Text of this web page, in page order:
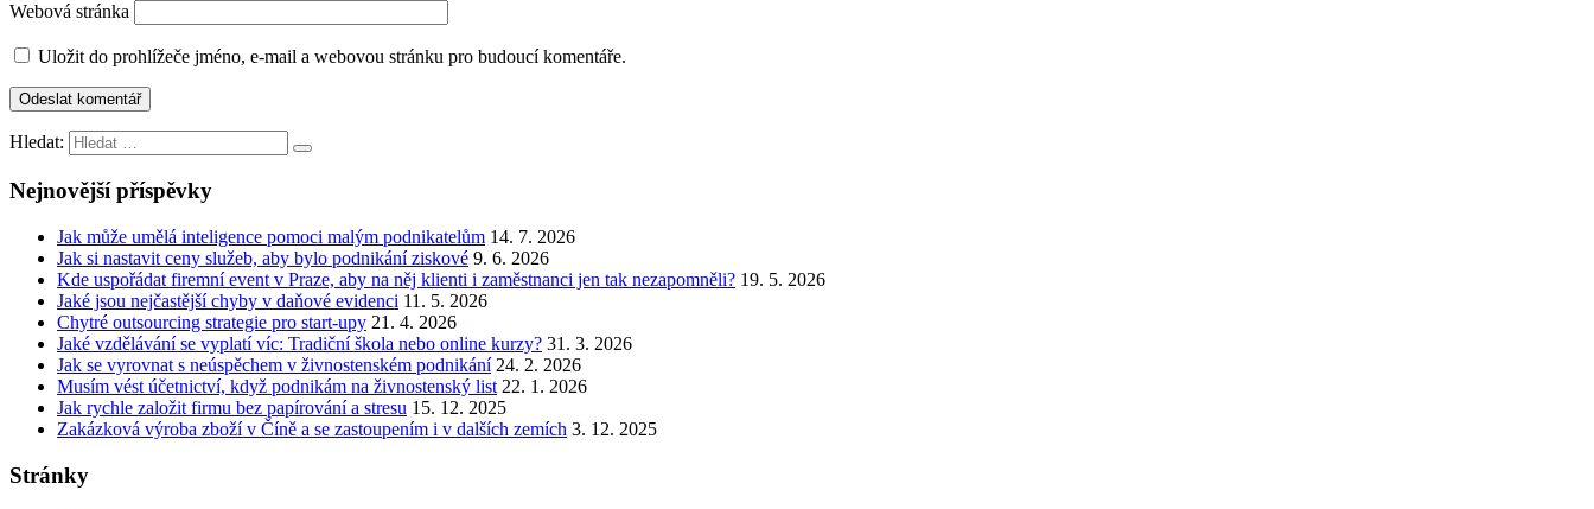
Webová stránka
Uložit do prohlížeče jméno, e-mail a webovou stránku pro budoucí komentáře.
Hledat:
Nejnovější příspěvky
Jak může umělá inteligence pomoci malým podnikatelům 14. 7. 2026
Jak si nastavit ceny služeb, aby bylo podnikání ziskové 9. 6. 2026
Kde uspořádat firemní event v Praze, aby na něj klienti i zaměstnanci jen tak nezapomněli? 19. 5. 2026
Jaké jsou nejčastější chyby v daňové evidenci 11. 5. 2026
Chytré outsourcing strategie pro start-upy 21. 4. 2026
Jaké vzdělávání se vyplatí víc: Tradiční škola nebo online kurzy? 31. 3. 2026
Jak se vyrovnat s neúspěchem v živnostenském podnikání 24. 2. 2026
Musím vést účetnictví, když podnikám na živnostenský list 22. 1. 2026
Jak rychle založit firmu bez papírování a stresu 15. 12. 2025
Zakázková výroba zboží v Číně a se zastoupením i v dalších zemích 3. 12. 2025
Stránky